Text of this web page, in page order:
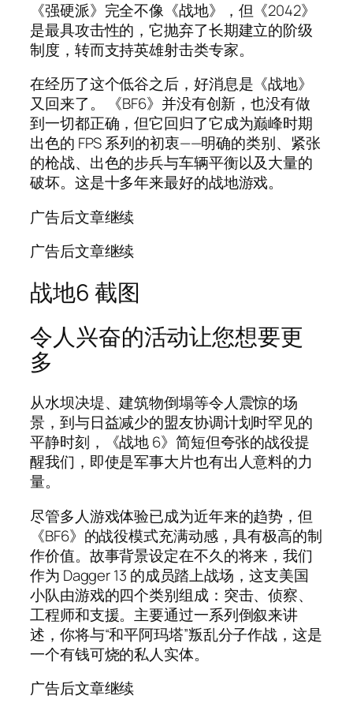
《强硬派》完全不像《战地》，但《2042》
是最具攻击性的，它抛弃了长期建立的阶级
制度，转而支持英雄射击类专家。
在经历了这个低谷之后，好消息是《战地》
又回来了。 《BF6》并没有创新，也没有做
到一切都正确，但它回归了它成为巅峰时期
出色的 FPS 系列的初衷——明确的类别、紧张
的枪战、出色的步兵与车辆平衡以及大量的
破坏。这是十多年来最好的战地游戏。
广告后文章继续
广告后文章继续
战地6 截图
令人兴奋的活动让您想要更
多
从水坝决堤、建筑物倒塌等令人震惊的场
景，到与日益减少的盟友协调计划时罕见的
平静时刻，《战地 6》简短但夸张的战役提
醒我们，即使是军事大片也有出人意料的力
量。
尽管多人游戏体验已成为近年来的趋势，但
《BF6》的战役模式充满动感，具有极高的制
作价值。故事背景设定在不久的将来，我们
作为 Dagger 13 的成员踏上战场，这支美国
小队由游戏的四个类别组成：突击、侦察、
工程师和支援。主要通过一系列倒叙来讲
述，你将与“和平阿玛塔”叛乱分子作战，这是
一个有钱可烧的私人实体。
广告后文章继续